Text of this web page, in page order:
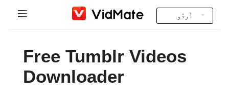
اُردُو
Deutsch
Free Tumblr Videos
Downloader